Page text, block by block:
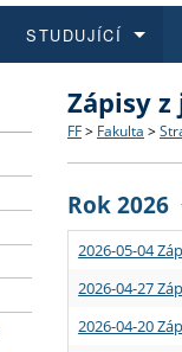
Struktura
Strategie
Podpora
Co
Učitelské
STUDUJÍCÍ
Rigorózní
O vědě a
Granty a
Aktuální
Zápisy
FF > Fakulta >
Rok 2026
2026-05-04
2026-04-27
2026-04-20